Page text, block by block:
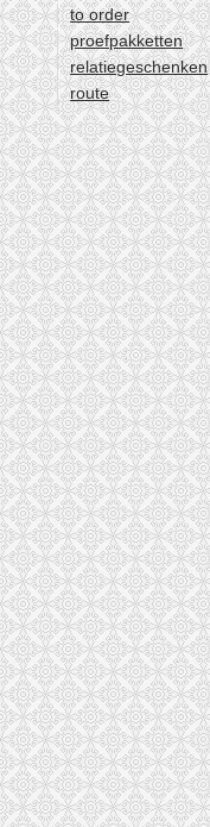
to order
proefpakketten
relatiegeschenken
route